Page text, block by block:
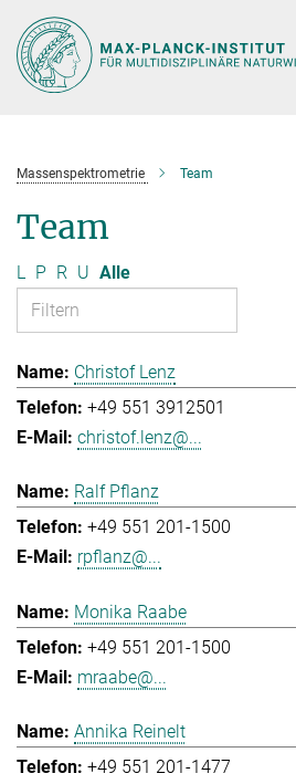
Hauptinhalt
Massenspektrometrie Team
Team
L P R U Alle
Christof Lenz
+49 551 3912501
christof.lenz@...
Ralf Pflanz
+49 551 201-1500
rpflanz@...
Monika Raabe
+49 551 201-1500
mraabe@...
Annika Reinelt
+49 551 201-1477